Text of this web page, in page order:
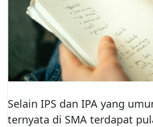
Selain IPS dan IPA yang
ternyata di SMA terdapat